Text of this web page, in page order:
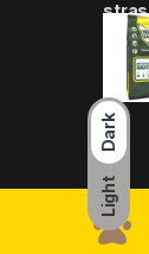
Dark
Light